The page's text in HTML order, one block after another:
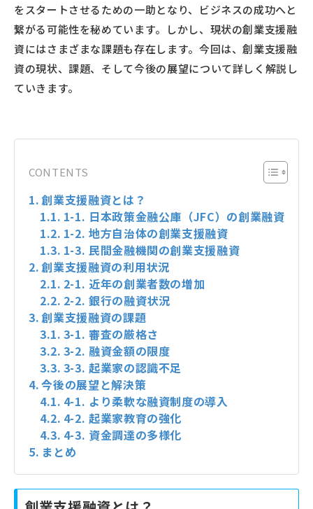
をスタートさせるための一助となり、ビジネスの成功へと
繋がる可能性を秘めています。しかし、現状の創業支援融
資にはさまざまな課題も存在します。今回は、創業支援融
資の現状、課題、そして今後の展望について詳しく解説し
ていきます。
CONTENTS
創業支援融資とは？
1-1. 日本政策金融公庫（JFC）の創業融資
1-2. 地方自治体の創業支援融資
1-3. 民間金融機関の創業支援融資
創業支援融資の利用状況
2-1. 近年の創業者数の増加
2-2. 銀行の融資状況
創業支援融資の課題
3-1. 審査の厳格さ
3-2. 融資金額の限度
3-3. 起業家の認識不足
今後の展望と解決策
4-1. より柔軟な融資制度の導入
4-2. 起業家教育の強化
4-3. 資金調達の多様化
まとめ